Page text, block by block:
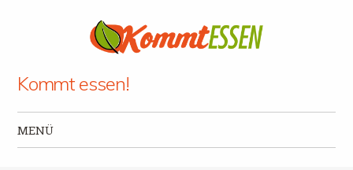
Kommt essen!
MENÜ